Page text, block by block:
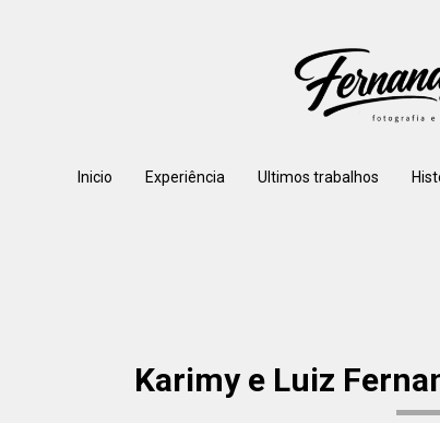
Inicio Experiência Ultimos trabalhos
Karimy e Luiz